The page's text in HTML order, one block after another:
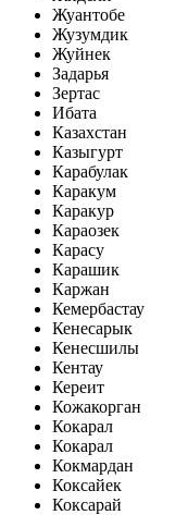
Жуантобе
Жузумдик
Жуйнек
Задарья
Зертас
Ибата
Казахстан
Казыгурт
Карабулак
Каракум
Каракур
Караозек
Карасу
Карашик
Каржан
Кемербастау
Кенесарык
Кенесшилы
Кентау
Кереит
Кожакорган
Кокарал
Кокарал
Кокмардан
Коксайек
Коксарай